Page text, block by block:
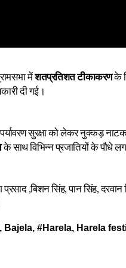
मेंशतप्रतिशत टीकाकरणके
दी गई।
सुरक्षा को लेकर नुक्कड़
के साथ विभिन्न प्रजातियों के पौधे
,बिशन सिंह, पान सिंह, दरवान
#Harela, Harela